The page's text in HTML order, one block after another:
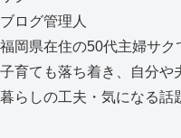
ブログ管理人
福岡県在住の50代主婦サク
子育ても落ち着き、自分や
暮らしの工夫・気になる話